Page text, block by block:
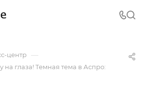
центр —
на глаза! Темная тема в Аспро: